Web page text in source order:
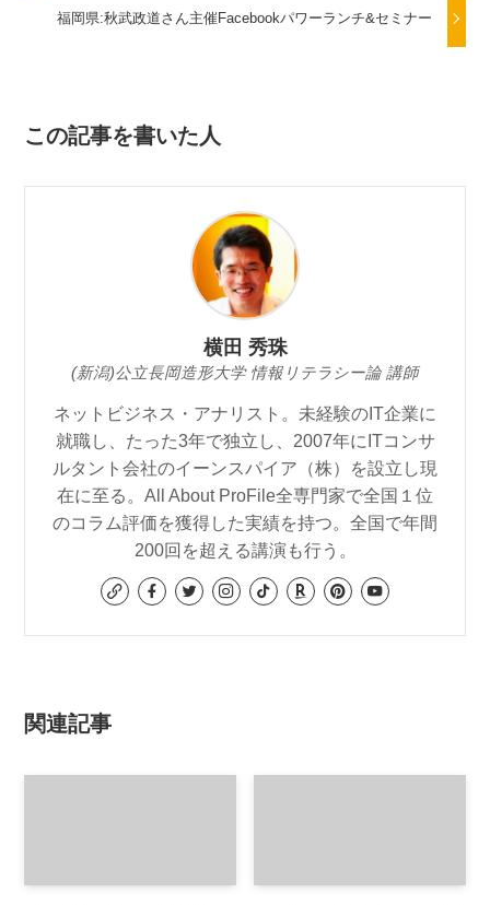
福岡県:秋武政道さん主催Facebookパワーランチ&セミナー
この記事を書いた人
横田 秀珠
(新潟)公立長岡造形大学 情報リテラシー論 講師
ネットビジネス・アナリスト。未経験のIT企業に
就職し、たった3年で独立し、2007年にITコンサ
ルタント会社のイーンスパイア（株）を設立し現
在に至る。All About ProFile全専門家で全国１位
のコラム評価を獲得した実績を持つ。全国で年間
200回を超える講演も行う。
関連記事